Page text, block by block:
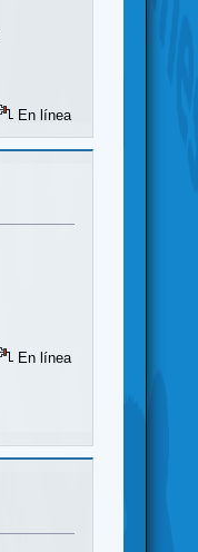
En línea
En línea